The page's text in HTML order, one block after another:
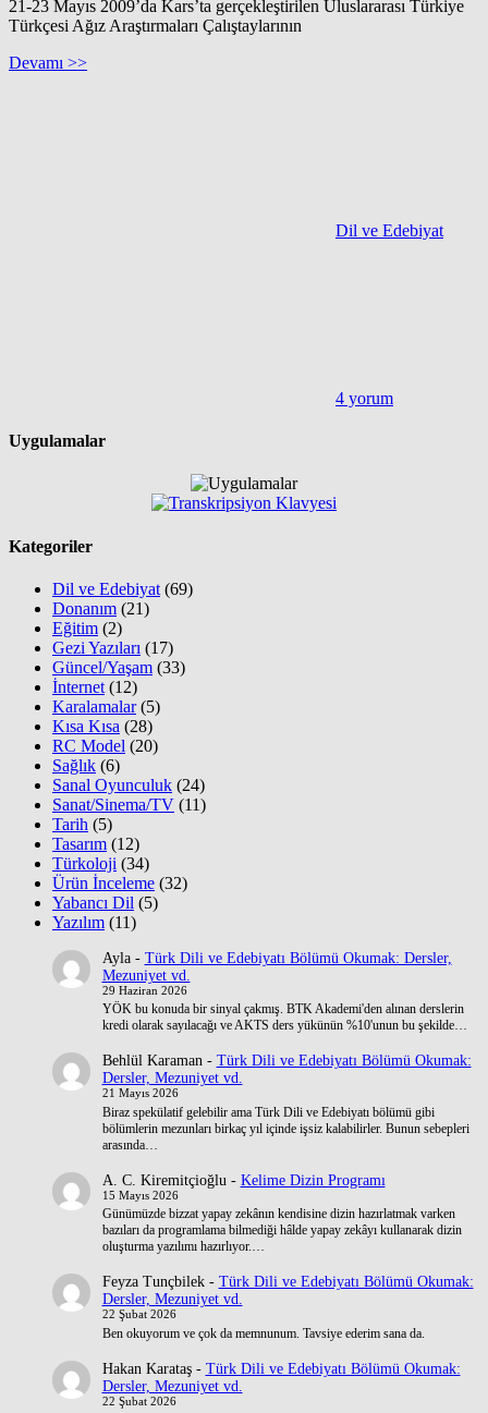
21-23 Mayıs 2009’da Kars’ta gerçekleştirilen Uluslararası Türkiye
Türkçesi Ağız Araştırmaları Çalıştaylarının
Devamı >>
Dil ve Edebiyat
4 yorum
Uygulamalar
Kategoriler
Dil ve Edebiyat (69)
Donanım (21)
Eğitim (2)
Gezi Yazıları (17)
Güncel/Yaşam (33)
İnternet (12)
Karalamalar(5)
Kısa Kısa (28)
RC Model (20)
Sağlık (6)
Sanal Oyunculuk (24)
Sanat/Sinema/TV (11)
Tarih (5)
Tasarım (12)
Türkoloji (34)
Ürün İnceleme (32)
Yabancı Dil (5)
Yazılım (11)
Ayla- Türk Dili ve Edebiyatı Bölümü Okumak: Dersler,
Mezuniyet vd.
29 Haziran 2026
YÖK bu konuda bir sinyal çakmış. BTK Akademi'den alınan derslerin
kredi olarak sayılacağı ve AKTS ders yükünün %10'unun bu şekilde…
Behlül Karaman- Türk Dili ve Edebiyatı Bölümü Okumak:
Dersler, Mezuniyet vd.
21 Mayıs 2026
Biraz spekülatif gelebilir ama Türk Dili ve Edebiyatı bölümü gibi
bölümlerin mezunları birkaç yıl içinde işsiz kalabilirler. Bunun sebepleri
arasında…
A. C. Kiremitçioğlu - Kelime Dizin Programı
15 Mayıs 2026
Günümüzde bizzat yapay zekânın kendisine dizin hazırlatmak varken
bazıları da programlama bilmediği hâlde yapay zekâyı kullanarak dizin
oluşturma yazılımı hazırlıyor.…
Feyza Tunçbilek- Türk Dili ve Edebiyatı Bölümü Okumak:
Dersler, Mezuniyet vd.
22 Şubat 2026
Ben okuyorum ve çok da memnunum. Tavsiye ederim sana da.
Hakan Karataş- Türk Dili ve Edebiyatı Bölümü Okumak:
Dersler, Mezuniyet vd.
22 Şubat 2026